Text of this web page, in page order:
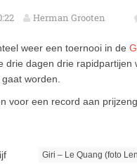
Herman Grooten
weer een toernooi in de
dagen drie
worden.
voor een record aan
Giri – Le Quang (foto